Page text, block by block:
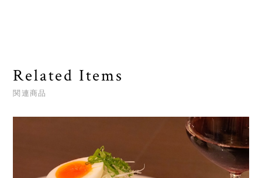
Related Items
関連商品